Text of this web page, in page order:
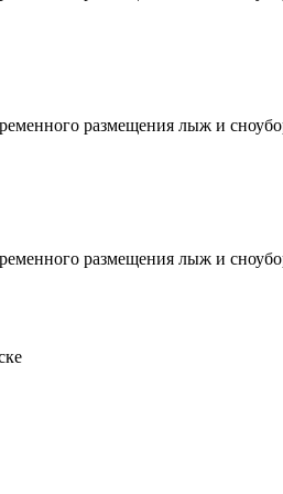
размещения лыж и
размещения лыж и